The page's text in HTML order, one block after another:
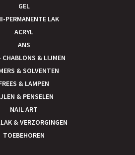
GEL
PERMANENTE LAK
ACRYL
ANS
CHABLONS & LIJMEN
& SOLVENTEN
& LAMPEN
& PENSELEN
NAIL ART
& VERZORGINGEN
TOEBEHOREN